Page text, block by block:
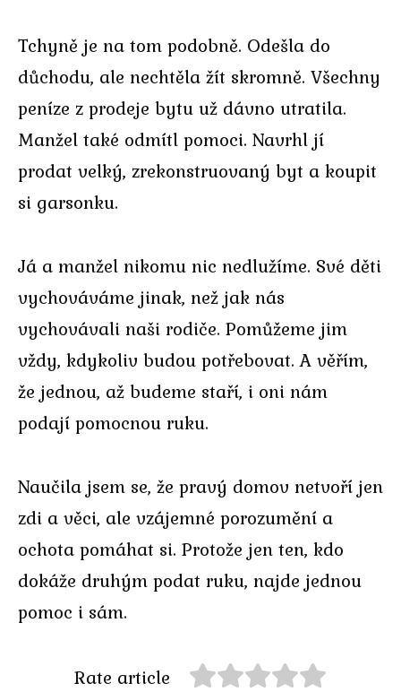
Tchyně je na tom podobně. Odešla do
důchodu, ale nechtěla žít skromně. Všechny
peníze z prodeje bytu už dávno utratila.
Manžel také odmítl pomoci. Navrhl jí
prodat velký, zrekonstruovaný byt a koupit
si garsonku.
Já a manžel nikomu nic nedlužíme. Své děti
vychováváme jinak, než jak nás
vychovávali naši rodiče. Pomůžeme jim
vždy, kdykoliv budou potřebovat. A věřím,
že jednou, až budeme staří, i oni nám
podají pomocnou ruku.
Naučila jsem se, že pravý domov netvoří jen
zdi a věci, ale vzájemné porozumění a
ochota pomáhat si. Protože jen ten, kdo
dokáže druhým podat ruku, najde jednou
pomoc i sám.
Rate article